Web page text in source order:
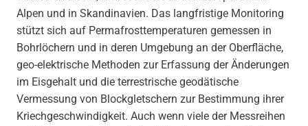
Alpen und in Skandinavien. Das langfristige Monitoring
stützt sich auf Permafrosttemperaturen gemessen in
Bohrlöchern und in deren Umgebung an der Oberfläche,
geo-elektrische Methoden zur Erfassung der Änderungen
im Eisgehalt und die terrestrische geodätische
Vermessung von Blockgletschern zur Bestimmung ihrer
Kriechgeschwindigkeit. Auch wenn viele der Messreihen